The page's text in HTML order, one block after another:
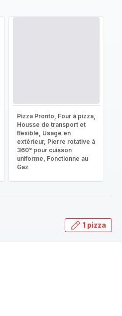
Pizza Pronto, Four à pizza,
Housse de transport et
flexible, Usage en
extérieur, Pierre rotative à
360° pour cuisson
uniforme, Fonctionne au
Gaz
1 pizza